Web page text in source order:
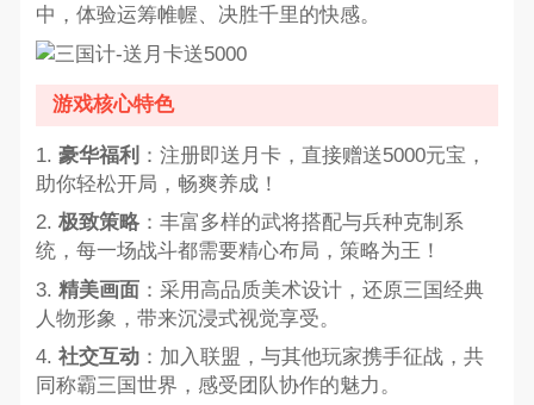
中，体验运筹帷幄、决胜千里的快感。
游戏核心特色
1. 豪华福利 ：注册即送月卡，直接赠送5000元宝，
助你轻松开局，畅爽养成！
2. 极致策略：丰富多样的武将搭配与兵种克制系
统，每一场战斗都需要精心布局，策略为王！
3. 精美画面：采用高品质美术设计，还原三国经典
人物形象，带来沉浸式视觉享受。
4. 社交互动：加入联盟，与其他玩家携手征战，共
同称霸三国世界，感受团队协作的魅力。